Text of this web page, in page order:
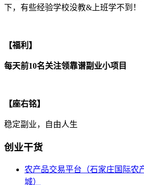
下，有些经验学校没教&上班学不到！
【福利】
每天前10名关注领靠谱副业小项目
【座右铭】
稳定副业，自由人生
创业干货
农产品交易平台（石家庄国际农
城）